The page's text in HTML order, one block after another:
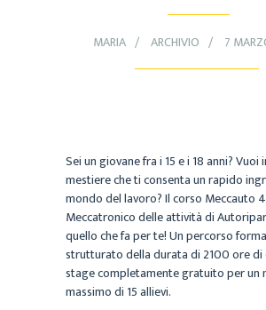
MARIA ARCHIVIO 7
Sei un giovane fra i 15 e i 18 anni? Vuoi
mestiere che ti consenta un rapido
mondo del lavoro? Il corso Meccauto
Meccatronico delle attività di
quello che fa per te! Un percorso
strutturato della durata di 2100 ore di
stage completamente gratuito per un
massimo di 15 allievi.